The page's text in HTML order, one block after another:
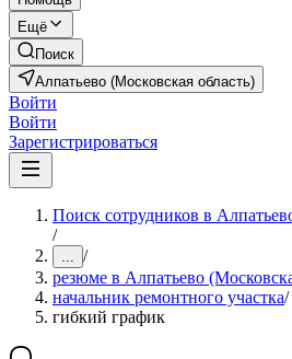
Ещё
Поиск
Алпатьево (Московская область)
Войти
Войти
Зарегистрироваться
Поиск сотрудников в
/
... /
резюме в Алпатьево
начальник ремонтного участка/
гибкий график